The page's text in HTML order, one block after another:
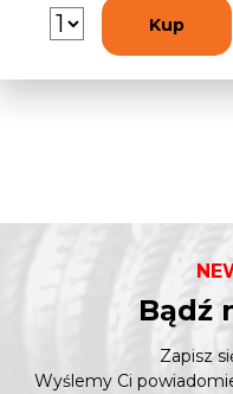
Kup
Bądź
Zapisz
Wyślemy Ci